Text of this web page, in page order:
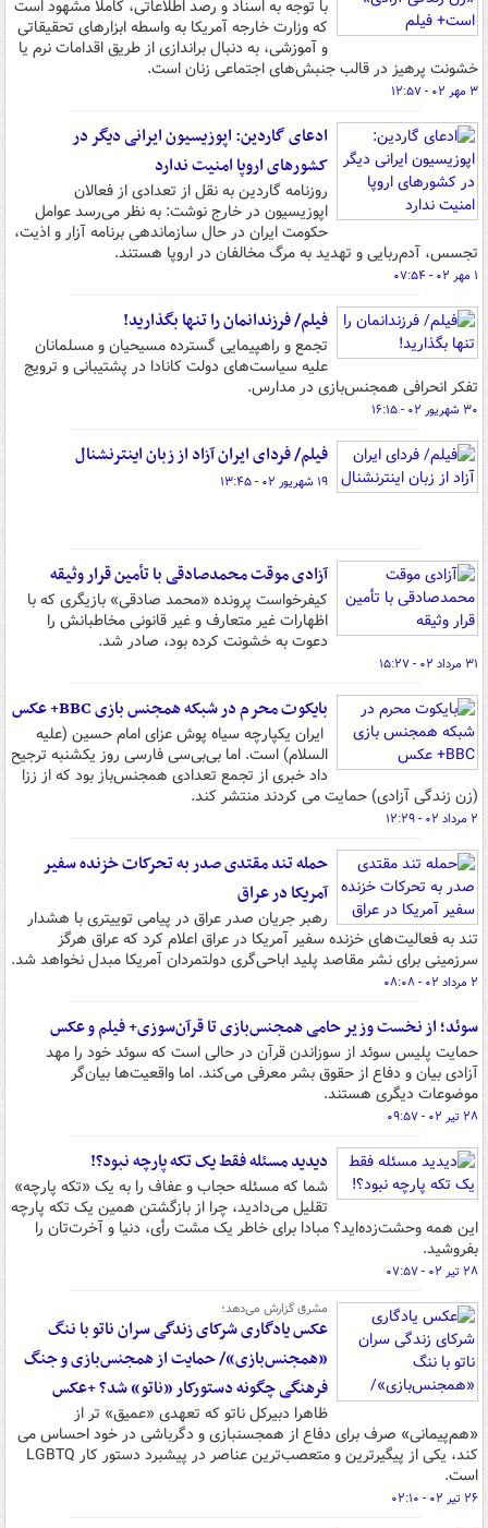
با توجه به اسناد و رصد اطلاعاتی، کاملا مشهود است
که وزارت خارجه آمریکا به واسطه ابزارهای تحقیقاتی
و آموزشی، به دنبال براندازی از طریق اقدامات نرم یا
خشونت پرهیز در قالب جنبش‌های اجتماعی زنان است.
۳ مهر ۰۲ - ۱۲:۵۷
ادعای گاردین: اپوزیسیون ایرانی دیگر در
کشورهای اروپا امنیت ندارد
روزنامه گاردین به نقل از تعدادی از فعالان
اپوزیسیون در خارج نوشت: به نظر می‌رسد عوامل
حکومت ایران در حال سازماندهی برنامه آزار و اذیت،
تجسس، آدم‌ربایی و تهدید به مرگ مخالفان در اروپا هستند.
۱ مهر ۰۲ - ۰۷:۵۴
فیلم/ فرزندانمان را تنها بگذارید!
تجمع و راهپیمایی گسترده مسیحیان و مسلمانان
علیه سیاست‌های دولت کانادا در پشتیبانی و ترویج
تفکر انحرافی همجنس‌بازی در مدارس.
۳۰ شهریور ۰۲ - ۱۶:۱۵
فیلم/ فردای ایران آزاد از زبان اینترنشنال
۱۹ شهریور ۰۲ - ۱۳:۴۵
آزادی موقت محمدصادقی با تأمین قرار وثیقه
کیفرخواست پرونده «محمد صادقی» بازیگری که با
اظهارات غیر متعارف و غیر قانونی مخاطبانش را
دعوت به خشونت کرده بود، صادر شد.
۳۱ مرداد ۰۲ - ۱۵:۲۷
بایکوت محرم در شبکه همجنس بازی BBC+ عکس
ایران یکپارچه سیاه پوش عزای امام حسین (علیه
السلام) است. اما بی‌بی‌سی فارسی روز یکشنبه ترجیح
داد خبری از تجمع تعدادی همجنس‌باز بود که از ززا
(زن زندگی آزادی) حمایت می کردند منتشر کند.
۲ مرداد ۰۲ - ۱۲:۲۹
حمله تند مقتدی صدر به تحرکات خزنده سفیر
آمریکا در عراق
رهبر جریان صدر عراق در پیامی توییتری با هشدار
تند به فعالیت‌های خزنده سفیر آمریکا در عراق اعلام کرد که عراق هرگز
سرزمینی برای نشر مقاصد پلید اباحی‌گری دولتمردان آمریکا مبدل نخواهد شد.
۲ مرداد ۰۲ - ۰۸:۰۸
سوئد؛ از نخست وزیر حامی همجنس‌بازی تا قرآن‌سوزی+ فیلم و عکس
حمایت پلیس سوئد از سوزاندن قرآن در حالی است که سوئد خود را مهد
آزادی بیان و دفاع از حقوق بشر معرفی می‌کند. اما واقعیت‌ها بیان‌گر
موضوعات دیگری هستند.
۲۸ تیر ۰۲ - ۰۹:۵۷
دیدید مسئله فقط یک تکه پارچه نبود؟!
شما که مسئله حجاب و عفاف را به یک «تکه پارچه»
تقلیل می‌دادید، چرا از بازگشتن همین یک تکه پارچه
این همه وحشت‌زده‌اید؟ مبادا برای خاطر یک مشت رأی، دنیا و آخرت‌تان را
بفروشید.
۲۸ تیر ۰۲ - ۰۷:۵۷
مشرق گزارش می‌دهد؛
عکس یادگاری شرکای زندگی سران ناتو با ننگ
«همجنس‌بازی»/ حمایت از همجنس‌بازی و جنگ
فرهنگی چگونه دستورکار «ناتو» شد؟ +عکس
ظاهرا دبیرکل ناتو که تعهدی «عمیق» تر از
«هم‌پیمانی» صرف برای دفاع از همجسنبازی و دگرباشی در خود احساس می
کند، یکی از پیگیرترین و متعصب‌ترین عناصر در پیشبرد دستور کار LGBTQ
است.
۲۶ تیر ۰۲ - ۰۲:۱۰